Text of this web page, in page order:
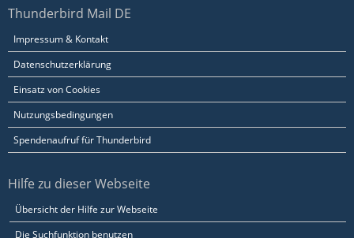
Thunderbird Mail DE
Impressum & Kontakt
Datenschutzerklärung
Einsatz von Cookies
Nutzungsbedingungen
Spendenaufruf für Thunderbird
Hilfe zu dieser Webseite
Übersicht der Hilfe zur Webseite
Die Suchfunktion benutzen